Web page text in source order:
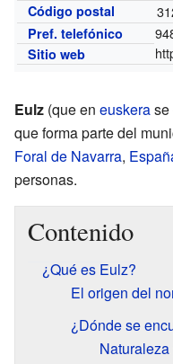
Código postal
Pref. telefónico
Sitio web
Eulz (que en euskera
que forma parte del
Foral de Navarra,
personas.
Contenido
¿Qué es Eulz?
El origen del
¿Dónde se